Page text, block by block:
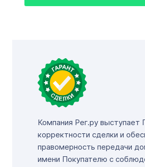
Компания Рег.ру выступает
корректности сделки и
правомерность передачи
имени Покупателю с